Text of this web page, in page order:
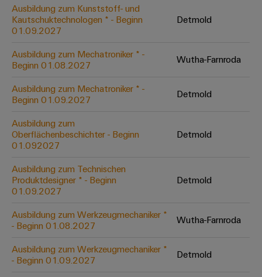
Sicherer
Betrieb
mit
Lösungen
für
Prozessindustrie
Mehr
Ressourceneffizienz
durch
Schaltschrankbau
Lösungen
die
Herausforderungen
Schaltschrankbau
Industrial
IoT
Industrial
Security
Industrial
Service
Platform
easyConnect
Regler
Gerätehersteller
Leiterplattensteckverbinder
&
Industrial
Ethernet
Touch-
Panels
Engineering-
Visualisierungstools
Energiemessung
und
Smart
Metering
Weidmüller
AI
Digitale
Bestellmöglichkeiten
eShop
OCI-
EDI-
Schnittstelle
ALLE
SERVICES
finden
Solution
Partner
-
Systemintegratoren
Messen
&
Globale
Messen
&
Events
Stellenbörse
Entwicklung
Karriere auf
Ausbildung zum Kunststoff- und
Kautschuktechnologen * - Beginn
01.09.2027
Detmold
Ausbildung zum Mechatroniker * -
Beginn 01.08.2027
Wutha-Farnroda
Ausbildung zum Mechatroniker * -
Beginn 01.09.2027
Detmold
Ausbildung zum
Oberflächenbeschichter - Beginn
01.092027
Detmold
Ausbildung zum Technischen
Produktdesigner * - Beginn
01.09.2027
Detmold
Ausbildung zum Werkzeugmechaniker *
- Beginn 01.08.2027
Wutha-Farnroda
Ausbildung zum Werkzeugmechaniker *
- Beginn 01.09.2027
Detmold